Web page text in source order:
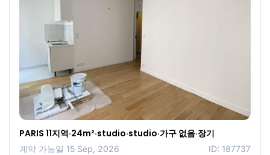
PARIS 11지역·24m²·studio·studio·가구 없음·장기
계약 가능일 15 Sep, 2026 ID: 187737